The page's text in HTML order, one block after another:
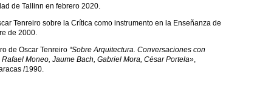
de Tallinn en febrero 2020.
Tenreiro sobre la Crítica como instrumento en la Enseñanza de
de 2000.
de Oscar Tenreiro “Sobre Arquitectura. Conversaciones con
Moneo, Jaume Bach, Gabriel Mora, César Portela»,
/1990.